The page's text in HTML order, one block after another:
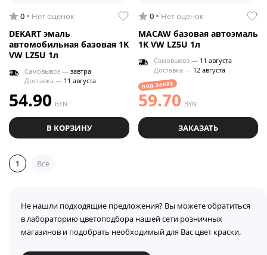
0 Нет оценок
DEKART эмаль
автомобильная базовая 1K
VW LZ5U 1л
Самовывоз — завтра
Доставка — 11 августа
54.90 BYN
В КОРЗИНУ
0 Нет оценок
MACAW базовая автоэмаль
1K VW LZ5U 1л
Самовывоз — 11 августа
Доставка — 12 августа
под заказ
59.70 BYN
ЗАКАЗАТЬ
1 Все
Не нашли подходящие предложения? Вы можете обратиться
в лабораторию цветоподбора нашей сети розничных
магазинов и подобрать необходимый для Вас цвет краски.